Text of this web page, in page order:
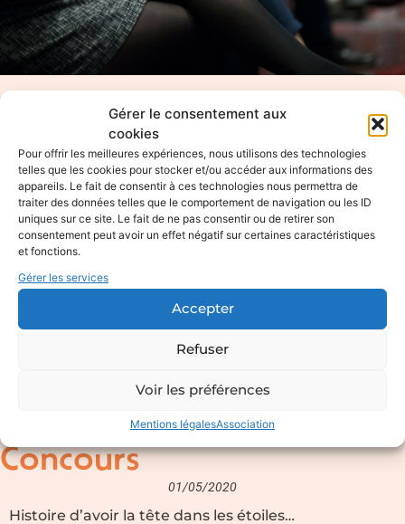
Gérer le consentement aux
cookies
Pour offrir les meilleures expériences, nous utilisons des technologies
telles que les cookies pour stocker et/ou accéder aux informations des
appareils. Le fait de consentir à ces technologies nous permettra de
traiter des données telles que le comportement de navigation ou les ID
uniques sur ce site. Le fait de ne pas consentir ou de retirer son
consentement peut avoir un effet négatif sur certaines caractéristiques
et fonctions.
Gérer les services
Accepter
Refuser
Voir les préférences
Mentions légalesAssociation
Accueil>Actualités>Concours
Concours
01/05/2020
Histoire d’avoir la tête dans les étoiles…